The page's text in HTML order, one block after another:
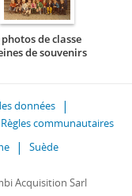
photos de classe
de souvenirs
données
Règles communautaires
Suède
Acquisition Sarl